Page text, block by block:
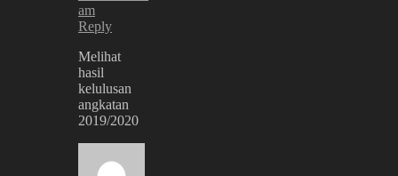
am
Reply
Melihat
hasil
kelulusan
angkatan
2019/2020